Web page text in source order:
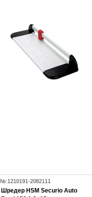
№:1210191-2082111
Шредер HSM Securio Auto